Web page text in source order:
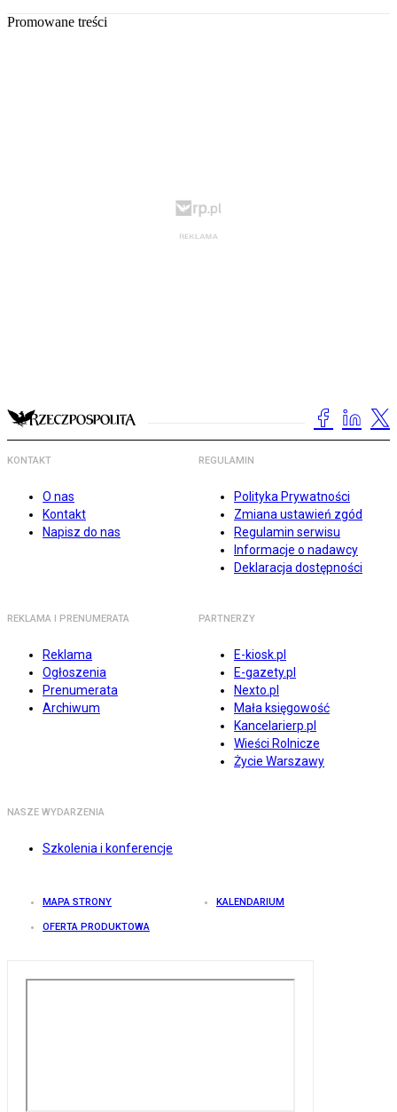
Promowane treści
KONTAKT
O nas
Kontakt
Napisz do nas
REGULAMIN
Polityka Prywatności
Zmiana ustawień zgód
Regulamin serwisu
Informacje o nadawcy
Deklaracja dostępności
REKLAMA I PRENUMERATA
Reklama
Ogłoszenia
Prenumerata
Archiwum
PARTNERZY
E-kiosk.pl
E-gazety.pl
Nexto.pl
Mała księgowość
Kancelarierp.pl
Wieści Rolnicze
Życie Warszawy
NASZE WYDARZENIA
Szkolenia i konferencje
MAPA STRONY KALENDARIUM
OFERTA PRODUKTOWA